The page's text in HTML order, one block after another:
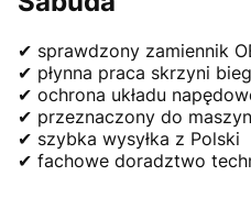
✔ sprawdzony zamiennik
✔ płynna praca skrzyni
✔ ochrona układu
✔ przeznaczony do maszyn
✔ szybka wysyłka z Polski
✔ fachowe doradztwo